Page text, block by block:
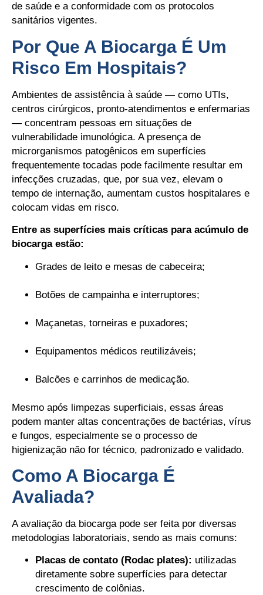
de saúde e a conformidade com os protocolos
sanitários vigentes.
Por Que A Biocarga É Um
Risco Em Hospitais?
Ambientes de assistência à saúde — como UTIs,
centros cirúrgicos, pronto-atendimentos e enfermarias
— concentram pessoas em situações de
vulnerabilidade imunológica. A presença de
microrganismos patogênicos em superfícies
frequentemente tocadas pode facilmente resultar em
infecções cruzadas, que, por sua vez, elevam o
tempo de internação, aumentam custos hospitalares e
colocam vidas em risco.
Entre as superfícies mais críticas para acúmulo de
biocarga estão:
Grades de leito e mesas de cabeceira;
Botões de campainha e interruptores;
Maçanetas, torneiras e puxadores;
Equipamentos médicos reutilizáveis;
Balcões e carrinhos de medicação.
Mesmo após limpezas superficiais, essas áreas
podem manter altas concentrações de bactérias, vírus
e fungos, especialmente se o processo de
higienização não for técnico, padronizado e validado.
Como A Biocarga É
Avaliada?
A avaliação da biocarga pode ser feita por diversas
metodologias laboratoriais, sendo as mais comuns:
Placas de contato (Rodac plates): utilizadas
diretamente sobre superfícies para detectar
crescimento de colônias.